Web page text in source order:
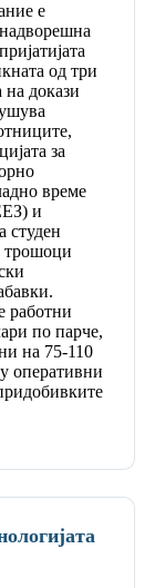
е
надворешна
од три
на докази
за
време
и
студен
трошоци
работни
по парче,
на 75-110
оперативни